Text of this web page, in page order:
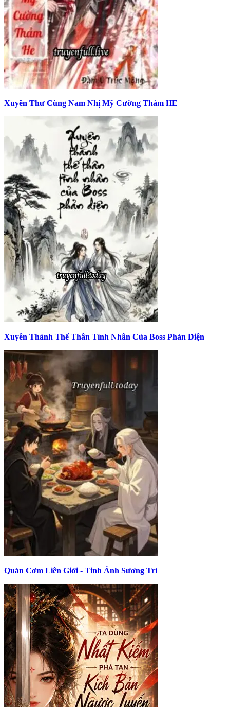
Xuyên Thư Cùng Nam Nhị Mỹ Cường Thảm HE
Xuyên Thành Thế Thân Tình Nhân Của Boss Phản Diện
Quán Cơm Liên Giới - Tinh Ảnh Sương Trì